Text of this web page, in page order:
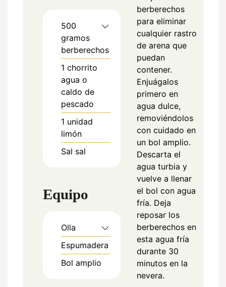
500
gramos
berberechos
1 chorrito
agua o
caldo de
pescado
1 unidad
limón
Sal sal
Equipo
Olla
Espumadera
Bol amplio
berberechos
para eliminar
cualquier rastro
de arena que
puedan
contener.
Enjuágalos
primero en
agua dulce,
removiéndolos
con cuidado en
un bol amplio.
Descarta el
agua turbia y
vuelve a llenar
el bol con agua
fría. Deja
reposar los
berberechos en
esta agua fría
durante 30
minutos en la
nevera.